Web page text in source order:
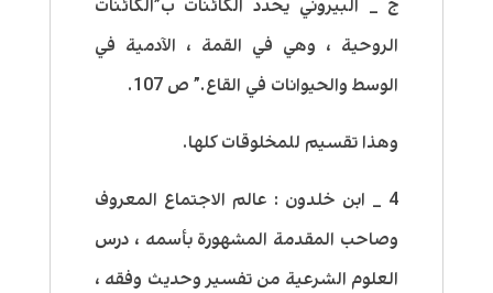
ج _ البيروني يحدد الكائنات ب”الكائنات
الروحية ، وهي في القمة ، الآدمية في
الوسط والحيوانات في القاع.” ص 107.
وهذا تقسيم للمخلوقات كلها.
4 _ ابن خلدون : عالم الاجتماع المعروف
وصاحب المقدمة المشهورة بأسمه ، درس
العلوم الشرعية من تفسير وحديث وفقه ،